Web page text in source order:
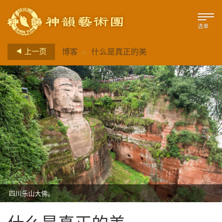
选单
上一页 博客 > 什么是真正的美
四川乐山大佛。